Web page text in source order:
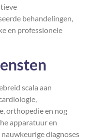
behandelingen,
en professionele
scala aan
orthopedie en nog
apparatuur en
diagnoses